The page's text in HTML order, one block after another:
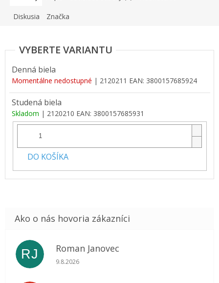
Diskusia Značka
Denná biela
Momentálne nedostupné | 2120211 EAN: 3800157685924
Studená biela
Skladom | 2120210 EAN: 3800157685931
DO KOŠÍKA
RJ Roman Janovec
Hodnotenie obchodu je 5 z 5 hviezdičiek.
9.8.2026